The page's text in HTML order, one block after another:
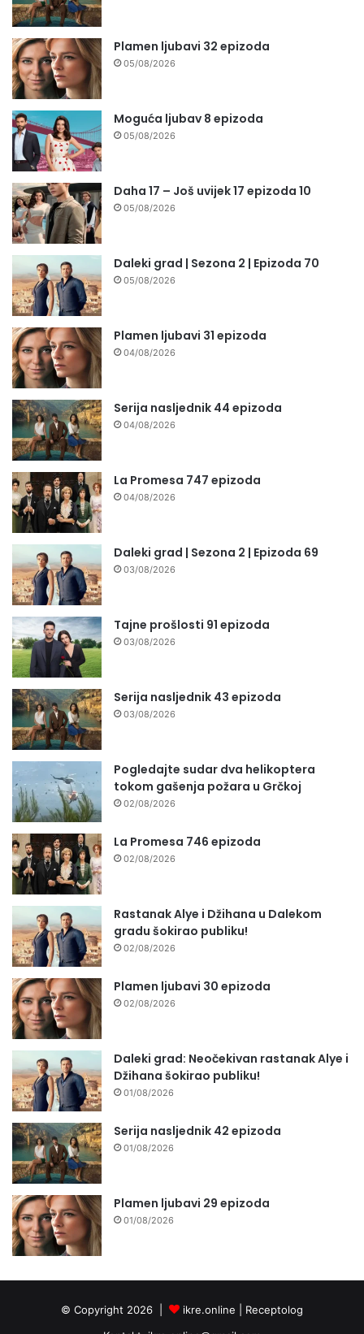
Plamen ljubavi 32 epizoda
05/08/2026
Moguća ljubav 8 epizoda
05/08/2026
Daha 17 – Još uvijek 17 epizoda 10
05/08/2026
Daleki grad | Sezona 2 | Epizoda 70
05/08/2026
Plamen ljubavi 31 epizoda
04/08/2026
Serija nasljednik 44 epizoda
04/08/2026
La Promesa 747 epizoda
04/08/2026
Daleki grad | Sezona 2 | Epizoda 69
03/08/2026
Tajne prošlosti 91 epizoda
03/08/2026
Serija nasljednik 43 epizoda
03/08/2026
Pogledajte sudar dva helikoptera
tokom gašenja požara u Grčkoj
02/08/2026
La Promesa 746 epizoda
02/08/2026
Rastanak Alye i Džihana u Dalekom
gradu šokirao publiku!
02/08/2026
Plamen ljubavi 30 epizoda
02/08/2026
Daleki grad: Neočekivan rastanak Alye i
Džihana šokirao publiku!
01/08/2026
Serija nasljednik 42 epizoda
01/08/2026
Plamen ljubavi 29 epizoda
01/08/2026
© Copyright 2026 | ikre.online | Receptolog